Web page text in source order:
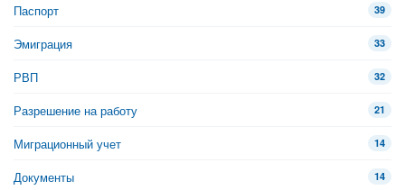
Паспорт 39
Эмиграция 33
РВП 32
Разрешение на работу 21
Миграционный учет 14
Документы 14